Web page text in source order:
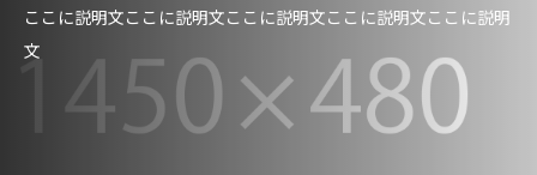
ここに説明文ここに説明文ここに説明文ここに説明文ここに説明
文